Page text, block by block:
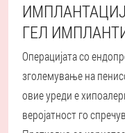
ГЕЛ
Операцијата со
зголемување на
овие уреди е
веројатност го